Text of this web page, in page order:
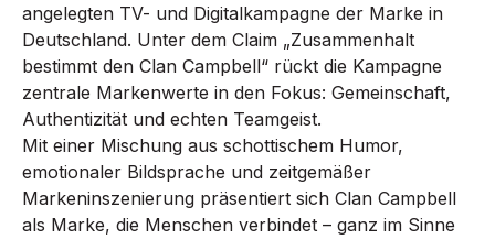
angelegten TV- und Digitalkampagne der Marke in
Deutschland. Unter dem Claim „Zusammenhalt
bestimmt den Clan Campbell“ rückt die Kampagne
zentrale Markenwerte in den Fokus: Gemeinschaft,
Authentizität und echten Teamgeist.
Mit einer Mischung aus schottischem Humor,
emotionaler Bildsprache und zeitgemäßer
Markeninszenierung präsentiert sich Clan Campbell
als Marke, die Menschen verbindet – ganz im Sinne